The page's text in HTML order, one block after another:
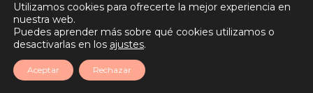
Utilizamos cookies para ofrecerte la mejor experiencia en
nuestra web.
Puedes aprender más sobre qué cookies utilizamos o
desactivarlas en los ajustes.
Aceptar Rechazar